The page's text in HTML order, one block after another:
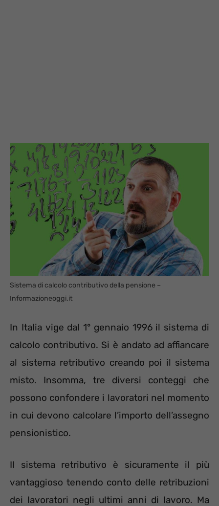
Sistema di calcolo contributivo della pensione –
Informazioneoggi.it
In Italia vige dal 1° gennaio 1996 il sistema di
calcolo contributivo. Si è andato ad affiancare
al sistema retributivo creando poi il sistema
misto. Insomma, tre diversi conteggi che
possono confondere i lavoratori nel momento
in cui devono calcolare l’importo dell’assegno
pensionistico.
Il sistema retributivo è sicuramente il più
vantaggioso tenendo conto delle retribuzioni
dei lavoratori negli ultimi anni di lavoro. Ma